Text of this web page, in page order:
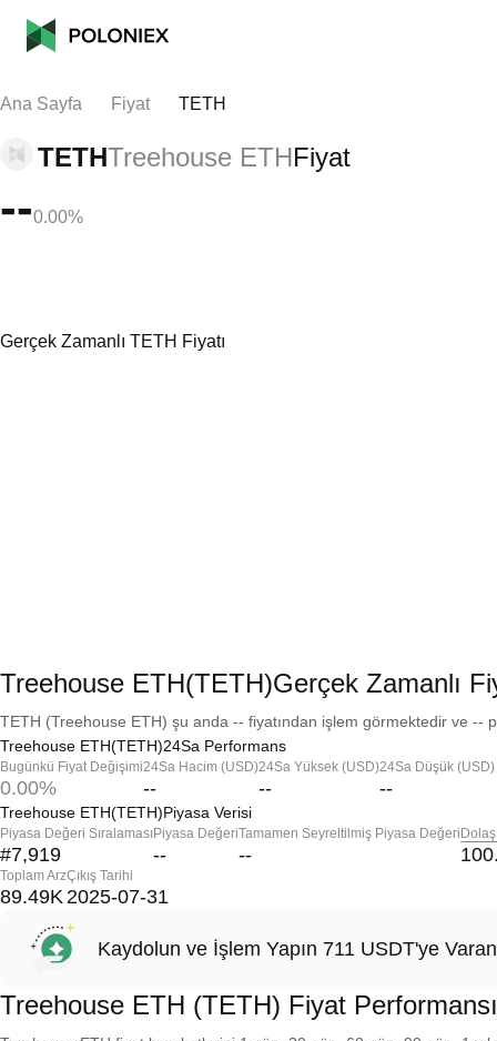
Ana Sayfa Fiyat TETH
TETHTreehouse ETHFiyat
--0.00%
Gerçek Zamanlı TETH Fiyatı
Treehouse ETH(TETH)Gerçek Zamanlı
TETH (Treehouse ETH) şu anda -- fiyatından işlem görmektedir ve --
Treehouse ETH(TETH)24Sa Performans
Bugünkü Fiyat Değişimi
0.00%
24Sa Hacim (USD)
--
24Sa Yüksek (USD)
--
24Sa Düşük (USD)
--
Treehouse ETH(TETH)Piyasa Verisi
Piyasa Değeri Sıralaması
#7,919
Piyasa Değeri
--
Tamamen Seyreltilmiş Piyasa Değeri
--
Toplam Arz
89.49K
Çıkış Tarihi
2025-07-31
Kaydolun ve İşlem Yapın 711 USDT'ye
Treehouse ETH (TETH) Fiyat Performansı